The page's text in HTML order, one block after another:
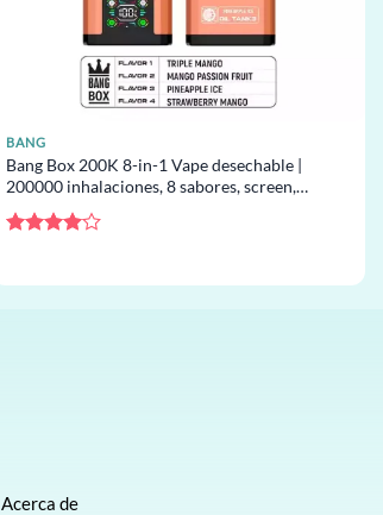
BANG
Bang Box 200K 8-in-1 Vape desechable |
200000 inhalaciones, 8 sabores, screen,
desechable al por mayor
5
Acerca de